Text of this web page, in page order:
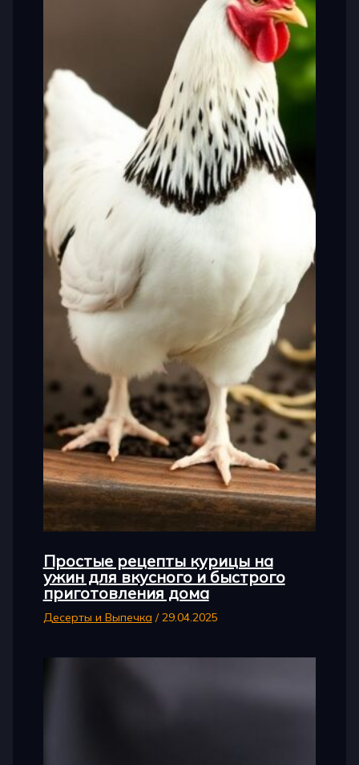
Простые рецепты курицы на
ужин для вкусного и быстрого
приготовления дома
Десерты и Выпечка /29.04.2025